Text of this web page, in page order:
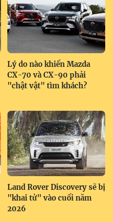
Lý do nào khiến Mazda
CX-70 và CX-90 phải
"chật vật" tìm khách?
Land Rover Discovery sẽ bị
"khai tử" vào cuối năm
2026